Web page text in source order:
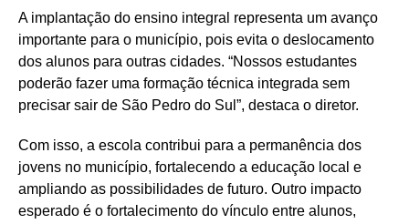
A implantação do ensino integral representa um avanço
importante para o município, pois evita o deslocamento
dos alunos para outras cidades. “Nossos estudantes
poderão fazer uma formação técnica integrada sem
precisar sair de São Pedro do Sul”, destaca o diretor.
Com isso, a escola contribui para a permanência dos
jovens no município, fortalecendo a educação local e
ampliando as possibilidades de futuro. Outro impacto
esperado é o fortalecimento do vínculo entre alunos,